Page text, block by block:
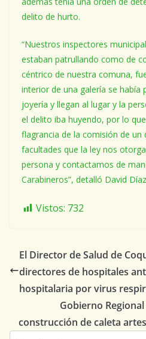
delito de hurto.
“Nuestros inspectores
estaban patrullando como de
céntrico de nuestra comuna,
interior de una galería se había
joyería y llegan al lugar y la
el delito iba huyendo, por lo
flagrancia de la comisión de un
facultades que la ley nos
persona y contactamos de
Carabineros”, detalló David
Vistos: 732
El Director de Salud de
directores de hospitales
hospitalaria por virus
Gobierno
construcción de caleta